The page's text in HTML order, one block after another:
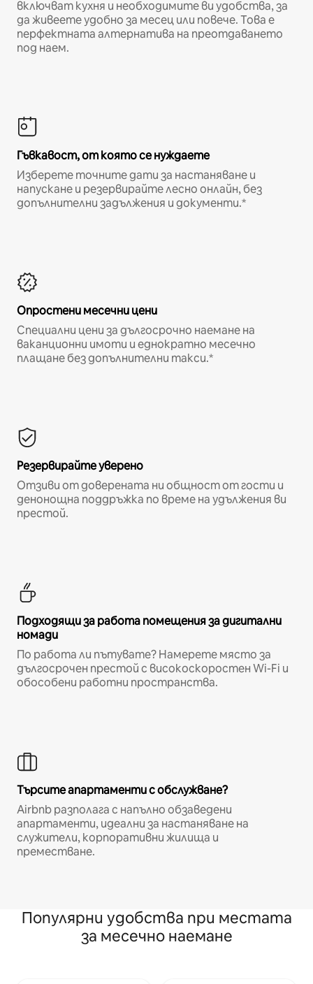
включват кухня и необходимите ви удобства, за
да живеете удобно за месец или повече. Това е
перфектната алтернатива на преотдаването
под наем.
Гъвкавост, от която се нуждаете
Изберете точните дати за настаняване и
напускане и резервирайте лесно онлайн, без
допълнителни задължения и документи.*
Опростени месечни цени
Специални цени за дългосрочно наемане на
ваканционни имоти и еднократно месечно
плащане без допълнителни такси.*
Резервирайте уверено
Отзиви от доверената ни общност от гости и
денонощна поддръжка по време на удължения ви
престой.
Подходящи за работа помещения за дигитални
номади
По работа ли пътувате? Намерете място за
дългосрочен престой с високоскоростен Wi-Fi и
обособени работни пространства.
Търсите апартаменти с обслужване?
Airbnb разполага с напълно обзаведени
апартаменти, идеални за настаняване на
служители, корпоративни жилища и
преместване.
Популярни удобства при местата
за месечно наемане